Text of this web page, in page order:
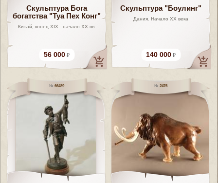
Скульптура Бога
богатства "Туа Пех Конг"
Китай, конец XIX - начало XX вв.
56 000
Скульптура "Боулинг"
Дания. Начало XX века
140 000
66489 2476